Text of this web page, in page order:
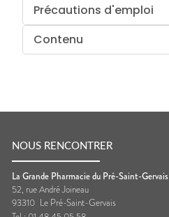
Précautions d'emploi
Contenu
NOUS RENCONTRER
La Grande Pharmacie du Pré-Saint-Gervais
52, rue André Joineau
93310 Le Pré-Saint-Gervais